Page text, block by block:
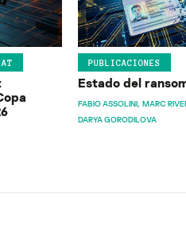
PUBLICACIONES
Estado del
FABIO ASSOLINI MARC
DARYA GORODILOVA